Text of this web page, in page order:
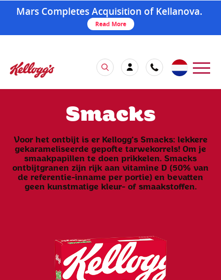
Mars Completes Acquisition of Kellanova.
Read More
Smacks
Voor het ontbijt is er Kellogg's Smacks: lekkere
gekarameliseerde gepofte tarwekorrels! Om je
smaakpapillen te doen prikkelen. Smacks
ontbijtgranen zijn rijk aan vitamine D (50% van
de referentie-inname per portie) en bevatten
geen kunstmatige kleur- of smaakstoffen.